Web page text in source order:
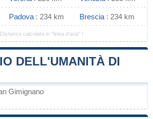
Padova : 234 km Brescia : 234 km
Distanza calcolata in "linea d'aria" !
DELL'UMANITÀ DI
Gimignano